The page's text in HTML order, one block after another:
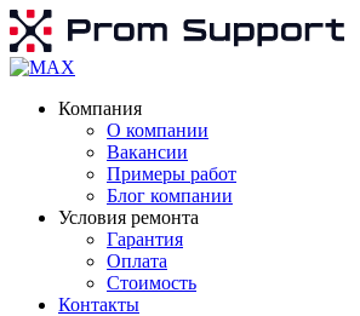
Компания
О компании
Вакансии
Примеры работ
Блог компании
Условия ремонта
Гарантия
Оплата
Стоимость
Контакты